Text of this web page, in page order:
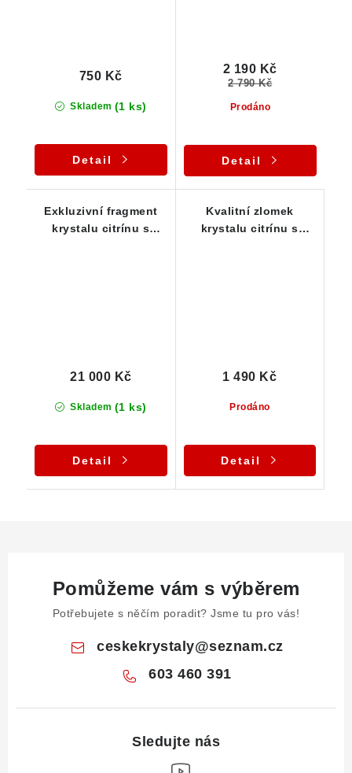
Skladem (1 ks)
750 Kč
Detail
Prodáno
2 190 Kč
2 790 Kč
Detail
Exkluzivní fragment
krystalu citrínu s
Skladem (1 ks)
21 000 Kč
Detail
Kvalitní zlomek
krystalu citrínu s
Prodáno
1 490 Kč
Detail
Pomůžeme vám s výběrem
Potřebujete s něčím poradit? Jsme tu pro vás!
ceskekrystaly@seznam.cz
603 460 391